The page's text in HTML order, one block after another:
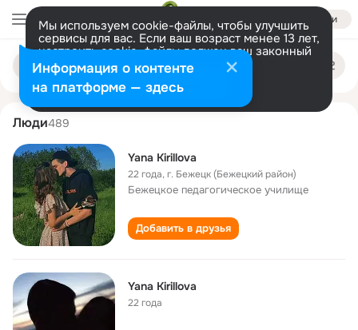
Войти
Мы используем cookie-файлы, чтобы улучшить
сервисы для вас. Если ваш возраст менее 13 лет,
настроить cookie-файлы должен ваш законный
представитель. Больше информации
Разрешить все Настроить
Поиск
людям
yana kirillova
Люди489
Yana Kirillova
22 года,г. Бежецк (Бежецкий район)
Бежецкое педагогическое училище
Добавить в друзья
Yana Kirillova
22 года
Информация о контенте
на платформе — здесь